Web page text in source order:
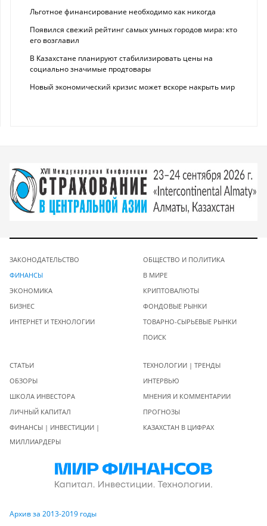
Льготное финансирование необходимо как никогда
Появился свежий рейтинг самых умных городов мира: кто
его возглавил
В Казахстане планируют стабилизировать цены на
социально значимые продтовары
Новый экономический кризис может вскоре накрыть мир
ЗАКОНОДАТЕЛЬСТВО
ФИНАНСЫ
ЭКОНОМИКА
БИЗНЕС
ИНТЕРНЕТ И ТЕХНОЛОГИИ
ОБЩЕСТВО И ПОЛИТИКА
В МИРЕ
КРИПТОВАЛЮТЫ
ФОНДОВЫЕ РЫНКИ
ТОВАРНО-СЫРЬЕВЫЕ РЫНКИ
ПОИСК
СТАТЬИ
ОБЗОРЫ
ШКОЛА ИНВЕСТОРА
ЛИЧНЫЙ КАПИТАЛ
ФИНАНСЫ | ИНВЕСТИЦИИ |
МИЛЛИАРДЕРЫ
ТЕХНОЛОГИИ | ТРЕНДЫ
ИНТЕРВЬЮ
МНЕНИЯ И КОММЕНТАРИИ
ПРОГНОЗЫ
КАЗАХСТАН В ЦИФРАХ
Архив за 2013-2019 годы